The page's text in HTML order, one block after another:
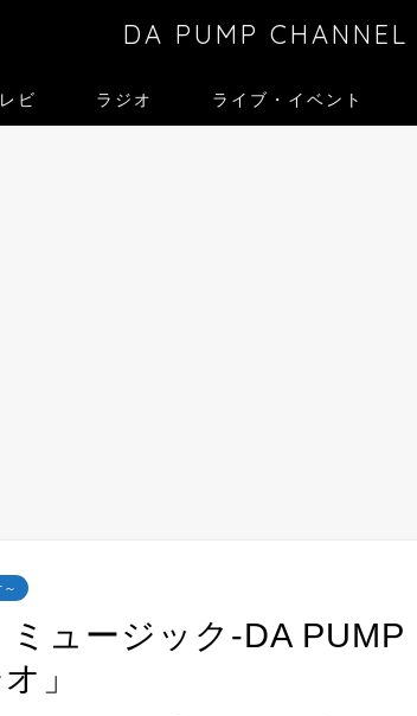
DA PUMP CHANNEL
ビ ラジオ ライブ・イベント
ュージック‐DA PUMP
」